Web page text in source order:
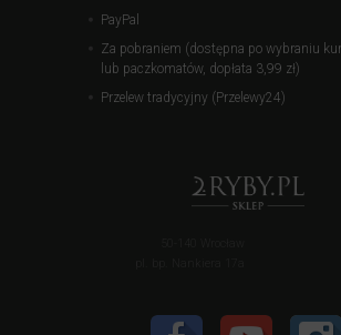
PayPal
Za pobraniem (dostępna po wybraniu
lub paczkomatów, dopłata 3,99 zł)
Przelew tradycyjny (Przelewy24)